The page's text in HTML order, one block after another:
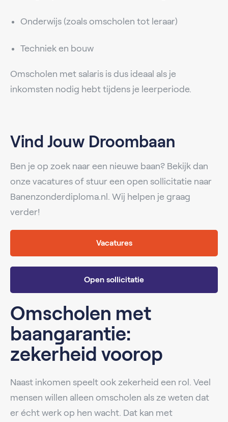
Onderwijs (zoals omscholen tot leraar)
Techniek en bouw
Omscholen met salaris is dus ideaal als je
inkomsten nodig hebt tijdens je leerperiode.
Vind Jouw Droombaan
Ben je op zoek naar een nieuwe baan? Bekijk dan
onze vacatures of stuur een open sollicitatie naar
Banenzonderdiploma.nl. Wij helpen je graag
verder!
Vacatures
Open sollicitatie
Omscholen met
baangarantie:
zekerheid voorop
Naast inkomen speelt ook zekerheid een rol. Veel
mensen willen alleen omscholen als ze weten dat
er écht werk op hen wacht. Dat kan met